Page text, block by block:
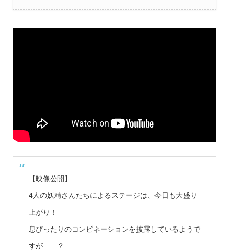
【映像公開】
4人の妖精さんたちによるステージは、今日も大盛り
上がり！
息ぴったりのコンビネーションを披露しているようで
すが……？